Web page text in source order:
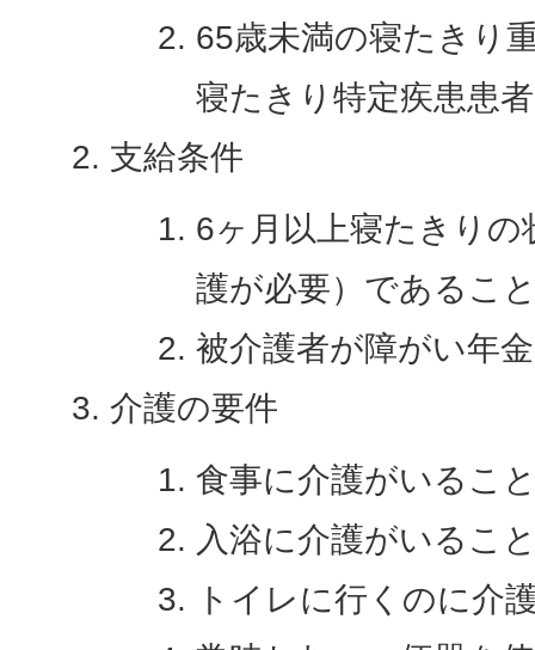
65歳未満の寝たきり
寝たきり特定疾患患
支給条件
6ヶ月以上寝たきり
護が必要）であるこ
被介護者が障がい年
介護の要件
食事に介護がいるこ
入浴に介護がいるこ
トイレに行くのに介